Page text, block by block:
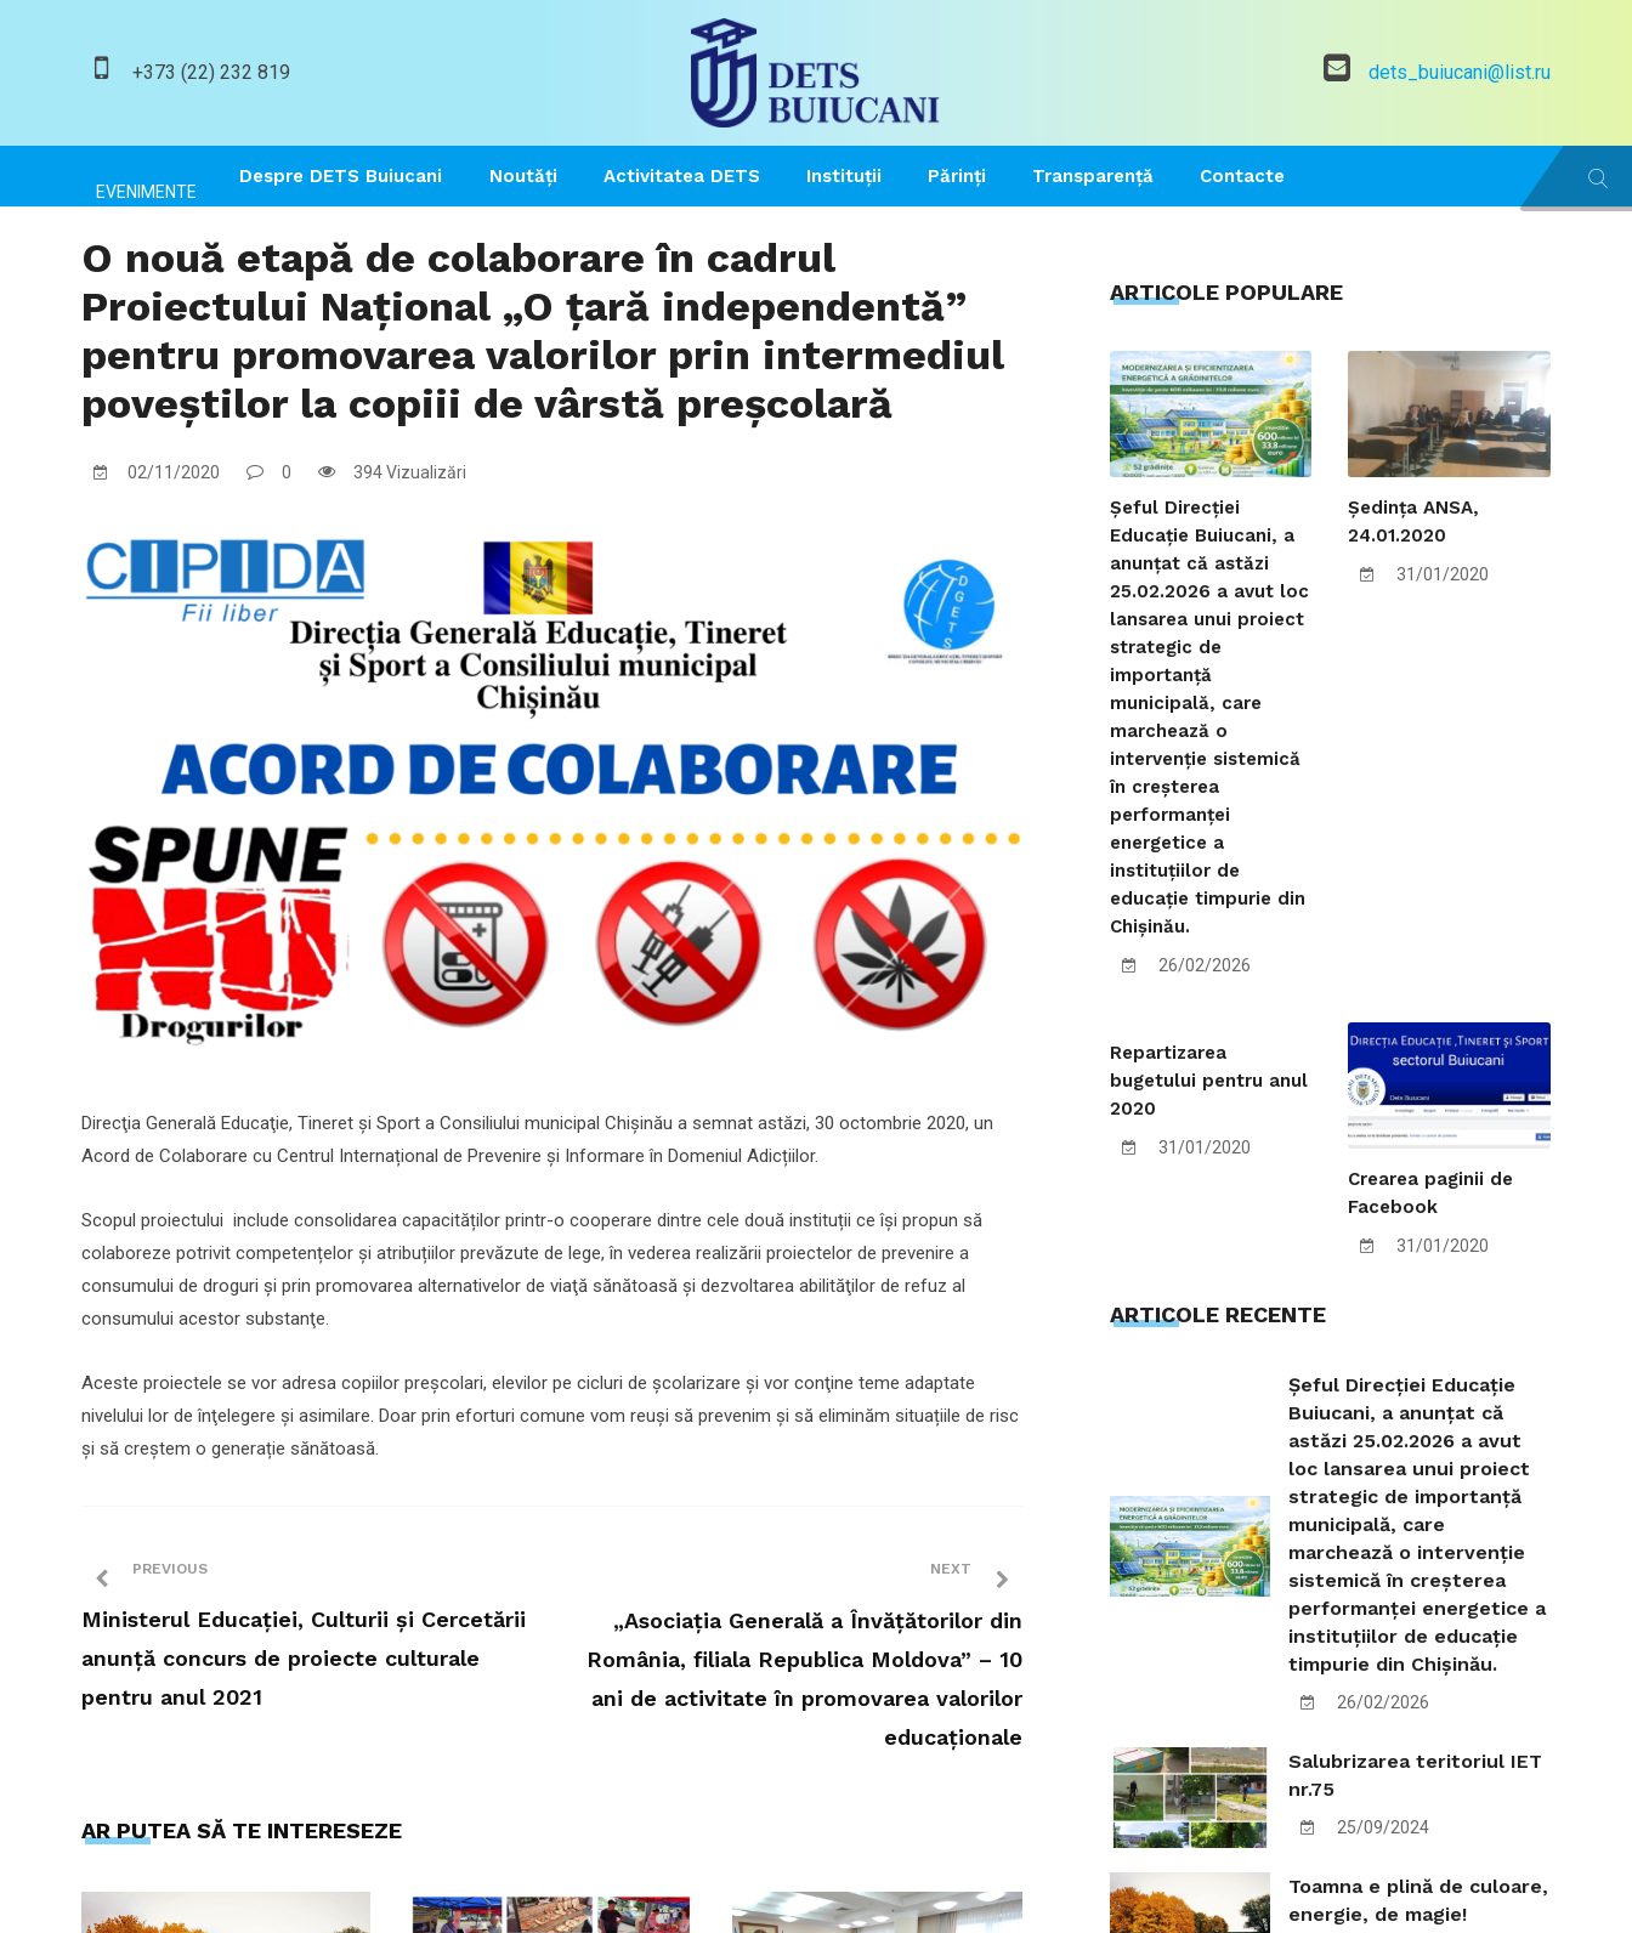
+373 (22) 232 819 dets_buiucani@list.ru
Despre DETS Buiucani Noutăți Activitatea DETS Instituții Părinți Transparență Contacte
EVENIMENTE
O nouă etapă de colaborare în cadrul
Proiectului Național „O țară independentă”
pentru promovarea valorilor prin intermediul
poveștilor la copiii de vârstă preșcolară
02/11/2020 0 394 Vizualizări
Direcţia Generală Educaţie, Tineret și Sport a Consiliului municipal Chișinău a semnat astăzi, 30 octombrie 2020, un
Acord de Colaborare cu Centrul Internațional de Prevenire și Informare în Domeniul Adicțiilor.
Scopul proiectului include consolidarea capacităților printr-o cooperare dintre cele două instituții ce își propun să
colaboreze potrivit competențelor și atribuțiilor prevăzute de lege, în vederea realizării proiectelor de prevenire a
consumului de droguri și prin promovarea alternativelor de viaţă sănătoasă şi dezvoltarea abilităţilor de refuz al
consumului acestor substanţe.
Aceste proiectele se vor adresa copiilor preșcolari, elevilor pe cicluri de şcolarizare şi vor conţine teme adaptate
nivelului lor de înţelegere şi asimilare. Doar prin eforturi comune vom reuși să prevenim și să eliminăm situațiile de risc
și să creștem o generație sănătoasă.
PREVIOUS
Ministerul Educației, Culturii și Cercetării
anunță concurs de proiecte culturale
pentru anul 2021
NEXT
„Asociaţia Generală a Învăţătorilor din
România, filiala Republica Moldova” – 10
ani de activitate în promovarea valorilor
educaționale
AR PUTEA SĂ TE INTERESEZE
ARTICOLE POPULARE
Șeful Direcției
Educație Buiucani, a
anunțat că astăzi
25.02.2026 a avut loc
lansarea unui proiect
strategic de
importanță
municipală, care
marchează o
intervenție sistemică
în creșterea
performanței
energetice a
instituțiilor de
educație timpurie din
Chișinău.
26/02/2026
Ședința ANSA,
24.01.2020
31/01/2020
Repartizarea
bugetului pentru anul
2020
31/01/2020
Crearea paginii de
Facebook
31/01/2020
ARTICOLE RECENTE
Șeful Direcției Educație
Buiucani, a anunțat că
astăzi 25.02.2026 a avut
loc lansarea unui proiect
strategic de importanță
municipală, care
marchează o intervenție
sistemică în creșterea
performanței energetice a
instituțiilor de educație
timpurie din Chișinău.
26/02/2026
Salubrizarea teritoriul IET
nr.75
25/09/2024
Toamna e plină de culoare,
energie, de magie!